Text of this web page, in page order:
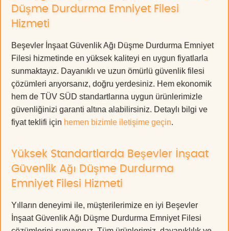
Düşme Durdurma Emniyet Filesi
Hizmeti
Beşevler İnşaat Güvenlik Ağı Düşme Durdurma Emniyet
Filesi hizmetinde en yüksek kaliteyi en uygun fiyatlarla
sunmaktayız. Dayanıklı ve uzun ömürlü güvenlik filesi
çözümleri arıyorsanız, doğru yerdesiniz. Hem ekonomik
hem de TÜV SÜD standartlarına uygun ürünlerimizle
güvenliğinizi garanti altına alabilirsiniz. Detaylı bilgi ve
fiyat teklifi için hemen bizimle iletişime geçin.
Yüksek Standartlarda Beşevler İnşaat
Güvenlik Ağı Düşme Durdurma
Emniyet Filesi Hizmeti
Yılların deneyimi ile, müşterilerimize en iyi Beşevler
İnşaat Güvenlik Ağı Düşme Durdurma Emniyet Filesi